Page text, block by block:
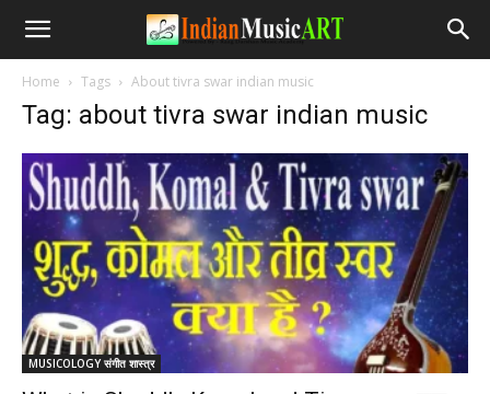
Home Tags About tivra swar indian music
Tag: about tivra swar indian music
MUSICOLOGY संगीत शास्त्र